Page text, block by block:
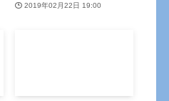
2019年02月22日 19:00